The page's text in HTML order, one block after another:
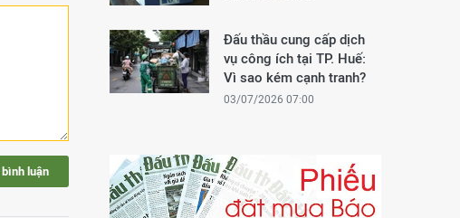
luận
Đấu thầu cung cấp dịch
vụ công ích tại TP. Huế:
Vì sao kém cạnh tranh?
03/07/2026 07:00